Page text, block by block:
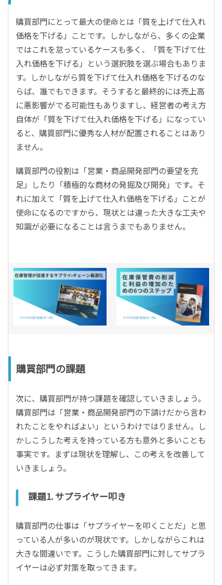
購買部門にとって最大の使命とは「質を上げて仕入れ
価格を下げる」ことです。しかしながら、多くの企業
ではこれを怠っているケースも多く、「質を下げて仕
入れ価格を下げる」という選択肢を選ぶ場合もありま
す。しかしながら質を下げて仕入れ価格を下げるのな
らば、誰でもできます。そうすると最終的には売上高
に悪影響がでる可能性もありますし、経営者の考え方
自体が「質を下げて仕入れ価格を下げる」になってい
ると、購買部門に優秀な人材が配置されることはあり
ません。
購買部門の役割は「営業・商品開発部門の要望を充
足」したり「積極的な商材の発掘及び開発」です。そ
れに加えて「質を上げて仕入れ価格を下げる」ことが
使命になるのですから、現状とは違った大きな工夫や
知識が必要になることは言うまでもありません。
購買部門の課題
次に、購買部門が持つ課題を確認していきましょう。
購買部門は「営業・商品開発部門の下請けだから言わ
れたことをやればよい」というわけではりません。し
かしこうした考えを持っている方も意外と多いことも
事実です。まずは現状を理解し、この考えを改善して
いきましょう。
課題1. サプライヤー叩き
購買部門の仕事は「サプライヤーを叩くことだ」と思
っている人が多いのが現状です。しかしながらこれは
大きな間違いです。こうした購買部門に対してサプラ
イヤーは必ず対策を取ってきます。